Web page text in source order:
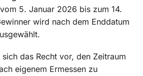
5. Januar 2026 bis zum 14.
wird nach dem Enddatum
das Recht vor, den Zeitraum
eigenem Ermessen zu